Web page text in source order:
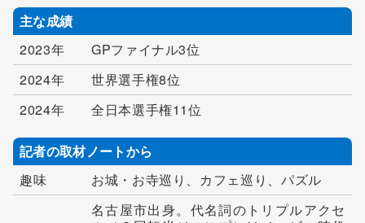
主な成績
2023年
GPファイナル3位
2024年
世界選手権8位
2024年
全日本選手権11位
記者の取材ノートから
趣味
お城・お寺巡り、カフェ巡り、パズル
名古屋市出身。代名詞のトリプルアクセ